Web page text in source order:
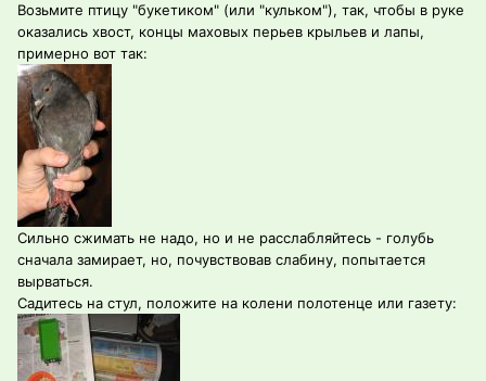
Возьмите птицу "букетиком" (или "кульком"), так, чтобы в руке
оказались хвост, концы маховых перьев крыльев и лапы,
примерно вот так:
Сильно сжимать не надо, но и не расслабляйтесь - голубь
сначала замирает, но, почувствовав слабину, попытается
вырваться.
Садитесь на стул, положите на колени полотенце или газету: